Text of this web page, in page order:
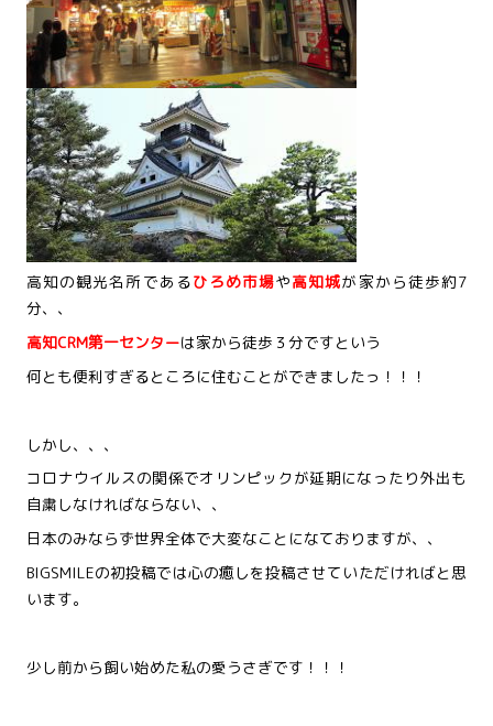
高知の観光名所であるひろめ市場や高知城が家から徒歩約7
分、、
高知CRM第一センターは家から徒歩３分ですという
何とも便利すぎるところに住むことができましたっ！！！
しかし、、、
コロナウイルスの関係でオリンピックが延期になったり外出も
自粛しなければならない、、
日本のみならず世界全体で大変なことになておりますが、、
BIGSMILEの初投稿では心の癒しを投稿させていただければと思
います。
少し前から飼い始めた私の愛うさぎです！！！